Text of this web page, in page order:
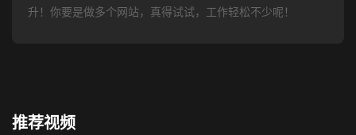
升！你要是做多个网站，真得试试，工作轻松不少呢！
推荐视频